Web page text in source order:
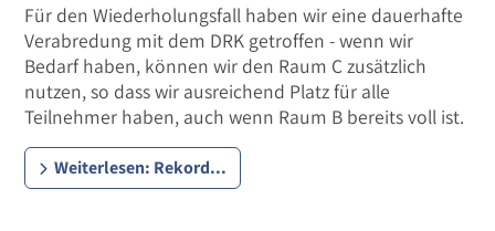
Für den Wiederholungsfall haben wir eine dauerhafte
Verabredung mit dem DRK getroffen - wenn wir
Bedarf haben, können wir den Raum C zusätzlich
nutzen, so dass wir ausreichend Platz für alle
Teilnehmer haben, auch wenn Raum B bereits voll ist.
Weiterlesen: Rekord...